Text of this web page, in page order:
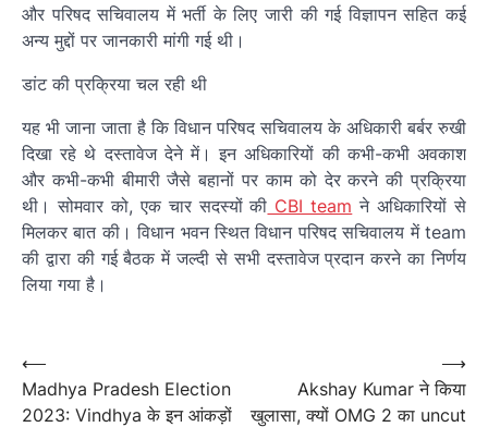
और परिषद सचिवालय में भर्ती के लिए जारी की गई विज्ञापन सहित कई
अन्य मुद्दों पर जानकारी मांगी गई थी।
डांट की प्रक्रिया चल रही थी
यह भी जाना जाता है कि विधान परिषद सचिवालय के अधिकारी बर्बर रुखी
दिखा रहे थे दस्तावेज देने में। इन अधिकारियों की कभी-कभी अवकाश
और कभी-कभी बीमारी जैसे बहानों पर काम को देर करने की प्रक्रिया
थी। सोमवार को, एक चार सदस्यों की CBI team ने अधिकारियों से
मिलकर बात की। विधान भवन स्थित विधान परिषद सचिवालय में team
की द्वारा की गई बैठक में जल्दी से सभी दस्तावेज प्रदान करने का निर्णय
लिया गया है।
नेविगेशन
Post
navigation
⟵
Madhya Pradesh Election
2023: Vindhya के इन आंकड़ों
Akshay Kumar ने किया
खुलासा, क्यों OMG 2 का uncut
⟶